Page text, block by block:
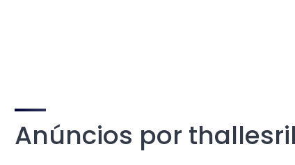
Anúncios por